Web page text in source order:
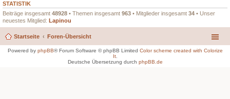
STATISTIK
Beiträge insgesamt 48928 • Themen insgesamt 963 • Mitglieder insgesamt 34 • Unser
neuestes Mitglied: Lapinou
Startseite Foren-Übersicht
Powered by phpBB® Forum Software © phpBB Limited Color scheme created with Colorize
It.
Deutsche Übersetzung durch phpBB.de